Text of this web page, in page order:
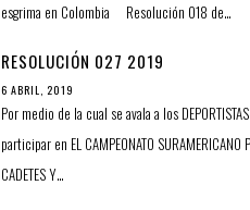
esgrima en Colombia Resolución 018 de…
RESOLUCIÓN 027 2019
6 ABRIL, 2019
Por medio de la cual se avala a los
participar en EL CAMPEONATO SURAMERICANO
CADETES Y…